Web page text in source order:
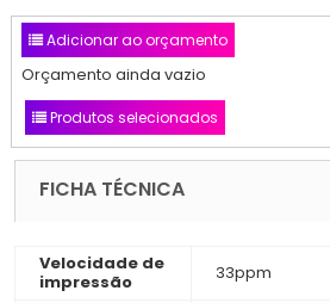
Adicionar ao orçamento
Orçamento ainda vazio
Produtos selecionados
FICHA TÉCNICA
Velocidade de
impressão
33ppm